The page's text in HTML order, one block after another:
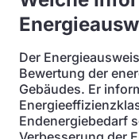
Der
Bewertung der
Gebäudes. Er
Endenergiebedarf